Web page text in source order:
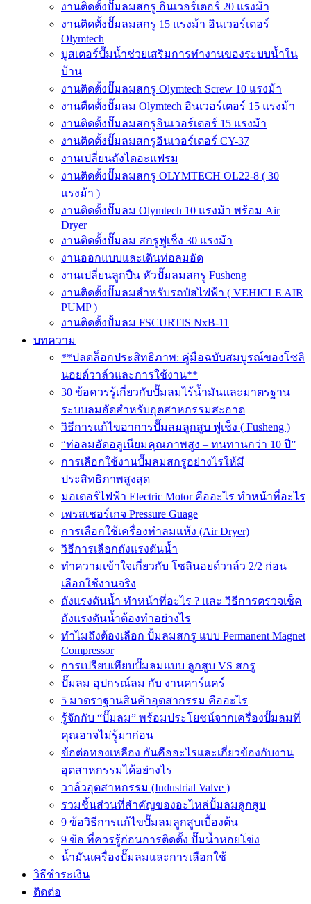
งานติดตั้งปั๊มลมสกรู อินเวอร์เตอร์ 20 แรงม้า
งานติดตั้งปั๊มลมสกรู 15 แรงม้า อินเวอร์เตอร์
Olymtech
บูสเตอร์ปั๊มน้ำช่วยเสริมการทำงานของระบบน้ำใน
บ้าน
งานติดตั้งปั๊มลมสกรู Olymtech Screw 10 แรงม้า
งานตืดตั้งปั๊มลม Olymtech อินเวอร์เตอร์ 15 แรงม้า
งานติดตั้งปั๊มลมสกรูอินเวอร์เตอร์ 15 แรงม้า
งานติดตั้งปั๊มลมสกรูอินเวอร์เตอร์ CY-37
งานเปลี่ยนถังไดอะแฟรม
งานติดตั้งปั๊มลมสกรู OLYMTECH OL22-8 ( 30
แรงม้า )
งานติดตั้งปั๊มลม Olymtech 10 แรงม้า พร้อม Air
Dryer
งานติดตั้งปั๊มลม สกรูฟูเช็ง 30 แรงม้า
งานออกแบบและเดินท่อลมอัด
งานเปลี่ยนลูกปืน หัวปั๊มลมสกรู Fusheng
งานติดตั้งปั๊มลมสำหรับรถบัสไฟฟ้า ( VEHICLE AIR
PUMP )
งานติดตั้งปั้มลม FSCURTIS NxB-11
บทความ
**ปลดล็อกประสิทธิภาพ: คู่มือฉบับสมบูรณ์ของโซลิ
นอยด์วาล์วและการใช้งาน**
30 ข้อควรรู้เกี่ยวกับปั๊มลมไร้น้ำมันและมาตรฐาน
ระบบลมอัดสำหรับอุตสาหกรรมสะอาด
วิธีการแก้ไขอาการปั๊มลมลูกสูบ ฟูเช็ง ( Fusheng )
“ท่อลมอัดอลูเนียมคุณภาพสูง – ทนทานกว่า 10 ปี”
การเลือกใช้งานปั๊มลมสกรูอย่างไรให้มี
ประสิทธิภาพสูงสุด
มอเตอร์ไฟฟ้า Electric Motor คืออะไร ทำหน้าที่อะไร
เพรสเชอร์เกจ Pressure Guage
การเลือกใช้เครื่องทำลมแห้ง (Air Dryer)
วิธีการเลือกถังแรงดันน้ำ
ทำความเข้าใจเกี่ยวกับ โซลินอยด์วาล์ว 2/2 ก่อน
เลือกใช้งานจริง
ถังแรงดันน้ำ ทำหน้าที่อะไร ? และ วิธีการตรวจเช็ค
ถังแรงดันน้ำต้องทำอย่างไร
ทำไมถึงต้องเลือก ปั้มลมสกรู แบบ Permanent Magnet
Compressor
การเปรียบเทียบปั๊มลมแบบ ลูกสูบ VS สกรู
ปั๊มลม อุปกรณ์ลม กับ งานคาร์แคร์
5 มาตราฐานสินค้าอุตสากรรม คืออะไร
รู้จักกับ “ปั๊มลม” พร้อมประโยชน์จากเครื่องปั๊มลมที่
คุณอาจไม่รู้มาก่อน
ข้อต่อทองเหลือง กันคืออะไรและเกี่ยวข้องกับงาน
อุตสาหกรรมได้อย่างไร
วาล์วอุตสาหกรรม (Industrial Valve )
รวมชิ้นส่วนที่สำคัญของอะไหล่ปั้มลมลูกสูบ
9 ข้อวิธีการแก้ไขปั๊มลมลูกสูบเบื้องต้น
9 ข้อ ที่ควรรู้ก่อนการติดตั้ง ปั๊มน้ำหอยโข่ง
น้ำมันเครื่องปั๊มลมและการเลือกใช้
วิธีชำระเงิน
ติดต่อ